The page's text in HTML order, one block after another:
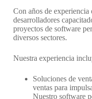
Con años de
desarrolladores
proyectos de software
diversos sectores.
Nuestra experiencia
Soluciones de
ventas para
Nuestro software